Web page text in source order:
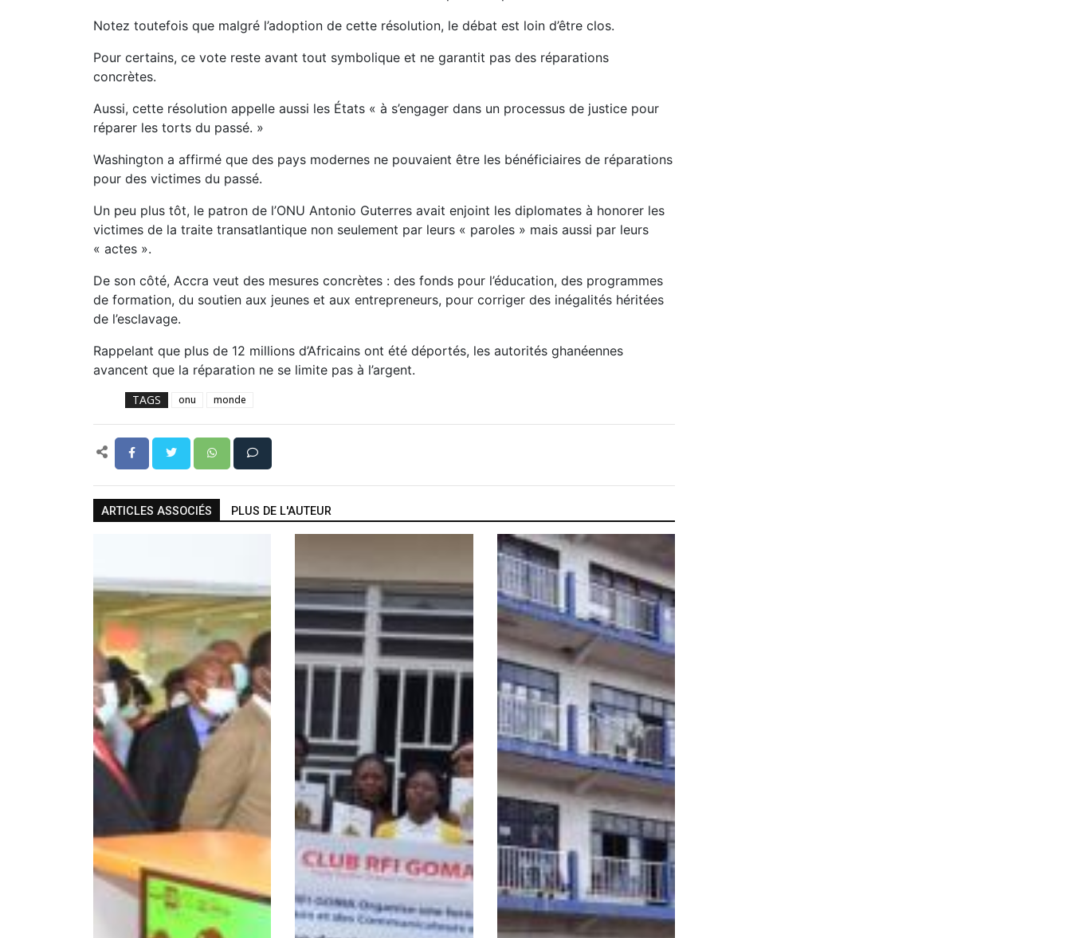
Notez toutefois que malgré l’adoption de cette résolution, le débat est loin d’être clos.
Pour certains, ce vote reste avant tout symbolique et ne garantit pas des réparations
concrètes.
Aussi, cette résolution appelle aussi les États « à s’engager dans un processus de justice pour
réparer les torts du passé. »
Washington a affirmé que des pays modernes ne pouvaient être les bénéficiaires de réparations
pour des victimes du passé.
Un peu plus tôt, le patron de l’ONU Antonio Guterres avait enjoint les diplomates à honorer les
victimes de la traite transatlantique non seulement par leurs « paroles » mais aussi par leurs
« actes ».
De son côté, Accra veut des mesures concrètes : des fonds pour l’éducation, des programmes
de formation, du soutien aux jeunes et aux entrepreneurs, pour corriger des inégalités héritées
de l’esclavage.
Rappelant que plus de 12 millions d’Africains ont été déportés, les autorités ghanéennes
avancent que la réparation ne se limite pas à l’argent.
TAGS onu monde
ARTICLES ASSOCIÉS PLUS DE L'AUTEUR